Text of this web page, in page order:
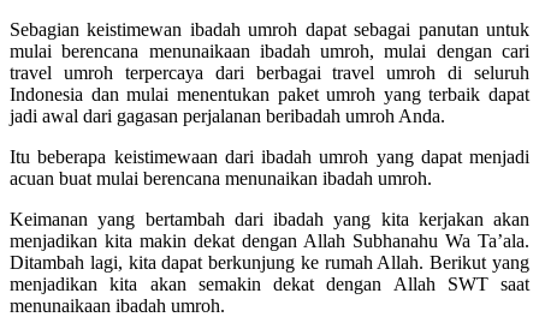
Sebagian keistimewan ibadah umroh dapat sebagai panutan untuk
mulai berencana menunaikaan ibadah umroh, mulai dengan cari
travel umroh terpercaya dari berbagai travel umroh di seluruh
Indonesia dan mulai menentukan paket umroh yang terbaik dapat
jadi awal dari gagasan perjalanan beribadah umroh Anda.
Itu beberapa keistimewaan dari ibadah umroh yang dapat menjadi
acuan buat mulai berencana menunaikan ibadah umroh.
Keimanan yang bertambah dari ibadah yang kita kerjakan akan
menjadikan kita makin dekat dengan Allah Subhanahu Wa Ta’ala.
Ditambah lagi, kita dapat berkunjung ke rumah Allah. Berikut yang
menjadikan kita akan semakin dekat dengan Allah SWT saat
menunaikaan ibadah umroh.